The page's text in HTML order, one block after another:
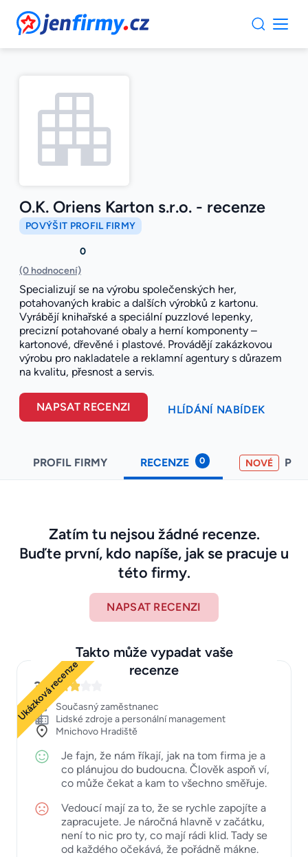
JenFirmy.cz
O.K. Oriens Karton s.r.o. - recenze
POVÝŠIT PROFIL FIRMY
0
(0 hodnocení)
Specializují se na výrobu společenských her,
potahovaných krabic a dalších výrobků z kartonu.
Vyrábějí knihařské a speciální puzzlové lepenky,
precizní potahované obaly a herní komponenty –
kartonové, dřevěné i plastové. Provádějí zakázkovou
výrobu pro nakladatele a reklamní agentury s důrazem
na kvalitu, přesnost a servis.
NAPSAT RECENZI HLÍDÁNÍ NABÍDEK
PROFIL FIRMY RECENZE 0 NOVÉ
Zatím tu nejsou žádné recenze.
Buďte první, kdo napíše, jak se pracuje u
této firmy.
NAPSAT RECENZI
Takto může vypadat vaše
recenze
Ukázková recenze
3
Současný zaměstnanec
Lidské zdroje a personální management
Mnichovo Hradiště
Je fajn, že nám říkají, jak na tom firma je a
co plánujou do budoucna. Člověk aspoň ví,
co může čekat a kam to všechno směřuje.
Vedoucí mají za to, že se rychle zapojíte a
zapracujete. Je náročná hlavně v začátku,
není to nic pro ty, co mají rádi klid. Tady se
od každého očekává, že pořádně mákne.